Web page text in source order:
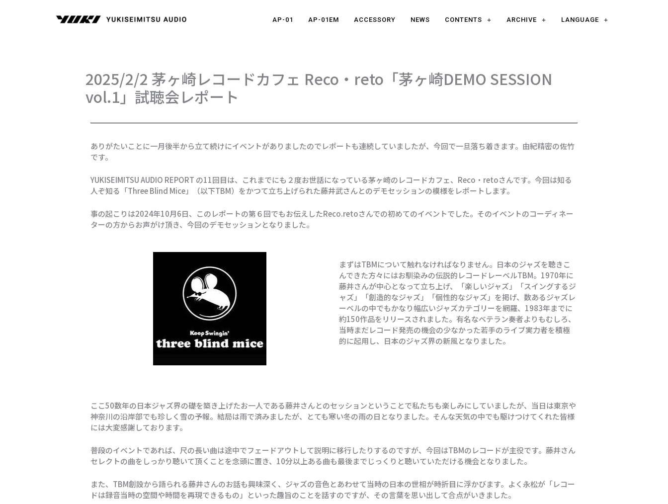
AP-01 AP-01EM ACCESSORY NEWS CONTENTS ARCHIVE LANGUAGE
2025/2/2 茅ヶ崎レコードカフェ Reco・reto「茅ヶ崎DEMO SESSION
vol.1」試聴会レポート
ありがたいことに一月後半から立て続けにイベントがありましたのでレポートも連続していましたが、今回で一旦落ち着きます。由紀精密の佐竹
です。
YUKISEIMITSU AUDIO REPORT の11回目は、これまでにも２度お世話になっている茅ヶ崎のレコードカフェ、Reco・retoさんです。今回は知る
人ぞ知る「Three Blind Mice」（以下TBM）をかつて立ち上げられた藤井武さんとのデモセッションの模様をレポートします。
事の起こりは2024年10月6日、このレポートの第６回でもお伝えしたReco.retoさんでの初めてのイベントでした。そのイベントのコーディネー
ターの方からお声がけ頂き、今回のデモセッションとなりました。
まずはTBMについて触れなければなりません。日本のジャズを聴きこ
んできた方々にはお馴染みの伝説的レコードレーベルTBM。1970年に
藤井さんが中心となって立ち上げ、「楽しいジャズ」「スイングするジ
ャズ」「創造的なジャズ」「個性的なジャズ」を掲げ、数あるジャズレ
ーベルの中でもかなり幅広いジャズカテゴリーを網羅、1983年までに
約150作品をリリースされました。有名なベテラン奏者よりもむしろ、
当時まだレコード発売の機会の少なかった若手のライブ実力者を積極
的に起用し、日本のジャズ界の新風となりました。
ここ50数年の日本ジャズ界の礎を築き上げたお一人である藤井さんとのセッションということで私たちも楽しみにしていましたが、当日は東京や
神奈川の沿岸部でも珍しく雪の予報。結局は雨で済みましたが、とても寒い冬の雨の日となりました。そんな天気の中でも駆けつけてくれた皆様
には大変感謝しております。
普段のイベントであれば、尺の長い曲は途中でフェードアウトして説明に移行したりするのですが、今回はTBMのレコードが主役です。藤井さん
セレクトの曲をしっかり聴いて頂くことを念頭に置き、10分以上ある曲も最後までじっくりと聴いていただける機会となりました。
また、TBM創設から語られる藤井さんのお話も興味深く、ジャズの音色とあわせて当時の日本の世相が時折目に浮かびます。よく永松が「レコー
ドは録音当時の空間や時間を再現できるもの」といった趣旨のことを話すのですが、その言葉を思い出して合点がいきました。